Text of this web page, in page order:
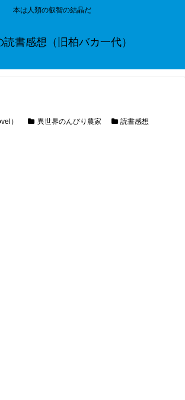
本は人類の叡智の結晶だ
読書感想（旧柏バカ一代）
） 異世界のんびり農家 読書感想